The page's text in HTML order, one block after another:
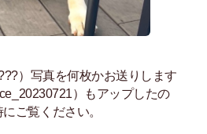
）写真を何枚かお送りします
）もアップしたの
ご覧ください。